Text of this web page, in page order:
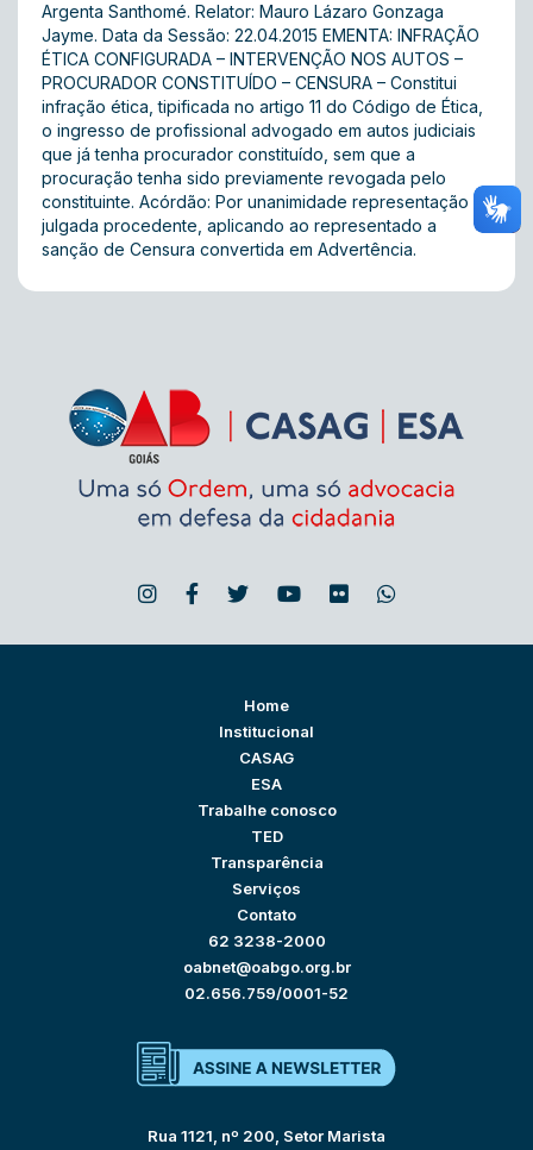
Argenta Santhomé. Relator: Mauro Lázaro Gonzaga
Jayme. Data da Sessão: 22.04.2015 EMENTA: INFRAÇÃO
ÉTICA CONFIGURADA – INTERVENÇÃO NOS AUTOS –
PROCURADOR CONSTITUÍDO – CENSURA – Constitui
infração ética, tipificada no artigo 11 do Código de Ética,
o ingresso de profissional advogado em autos judiciais
que já tenha procurador constituído, sem que a
procuração tenha sido previamente revogada pelo
constituinte. Acórdão: Por unanimidade representação
julgada procedente, aplicando ao representado a
sanção de Censura convertida em Advertência.
Home
Institucional
CASAG
ESA
Trabalhe conosco
TED
Transparência
Serviços
Contato
62 3238-2000
oabnet@oabgo.org.br
02.656.759/0001-52
Rua 1121, nº 200, Setor Marista